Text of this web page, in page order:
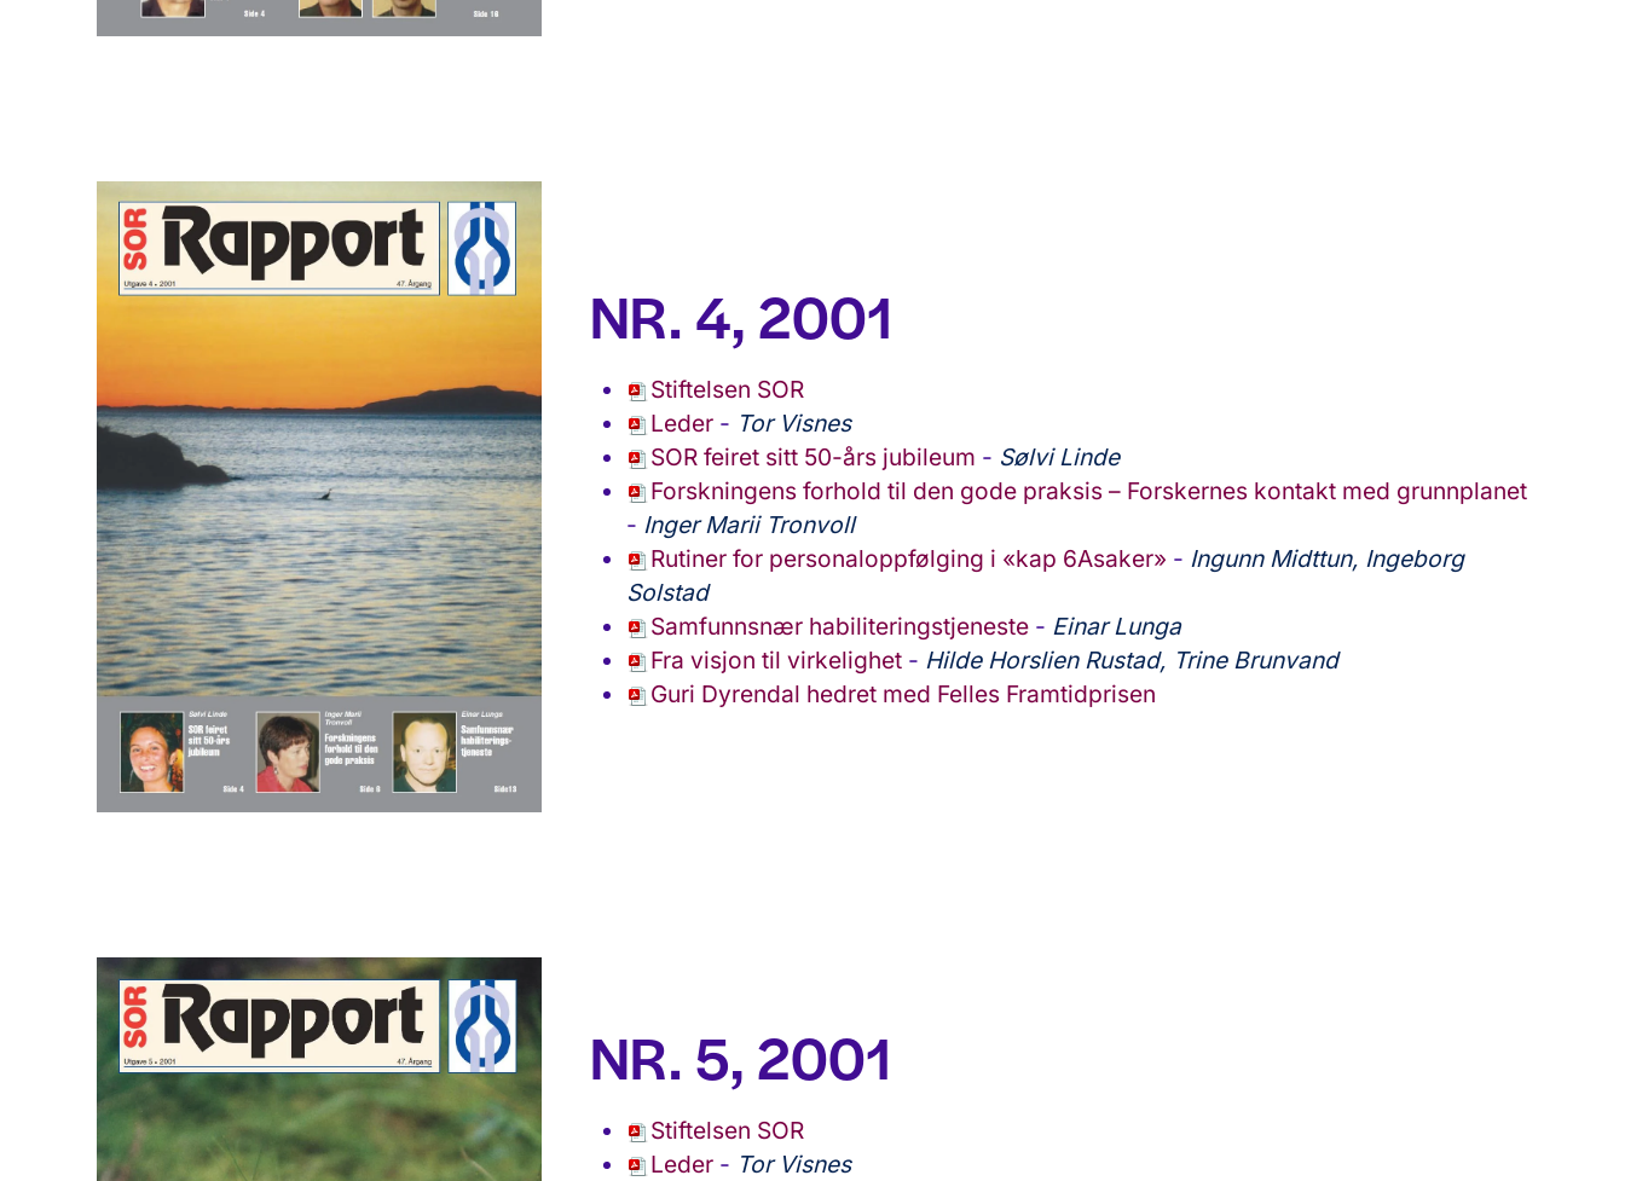
NR. 4, 2001
Stiftelsen SOR
Leder - Tor Visnes
SOR feiret sitt 50-års jubileum - Sølvi Linde
Forskningens forhold til den gode praksis – Forskernes kontakt med grunnplanet
- Inger Marii Tronvoll
Rutiner for personaloppfølging i «kap 6Asaker» - Ingunn Midttun, Ingeborg
Solstad
Samfunnsnær habiliteringstjeneste - Einar Lunga
Fra visjon til virkelighet - Hilde Horslien Rustad, Trine Brunvand
Guri Dyrendal hedret med Felles Framtidprisen
NR. 5, 2001
Stiftelsen SOR
Leder - Tor Visnes